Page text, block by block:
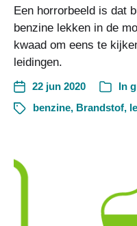
Een horrorbeeld is dat
benzine lekken in de
kwaad om eens te
leidingen.
22 jun 2020 In
benzine, Brandstof,